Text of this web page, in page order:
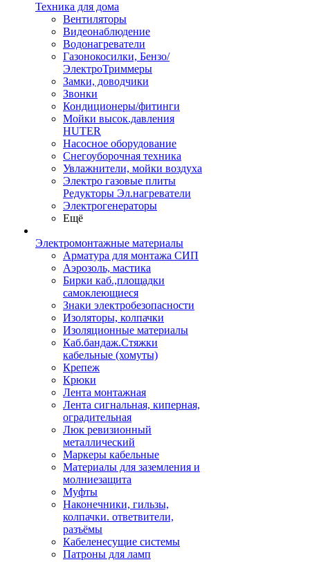
Техника для дома
Вентиляторы
Видеонаблюдение
Водонагреватели
Газонокосилки, Бензо/
ЭлектроТриммеры
Замки, доводчики
Звонки
Кондиционеры/фитинги
Мойки высок.давления
HUTER
Насосное оборудование
Снегоуборочная техника
Увлажнители, мойки воздуха
Электро газовые плиты
Редукторы Эл.нагреватели
Электрогенераторы
Ещё
Электромонтажные материалы
Арматура для монтажа СИП
Аэрозоль, мастика
Бирки каб.,площадки
самоклеющиеся
Знаки электробезопасности
Изоляторы, колпачки
Изоляционные материалы
Каб.бандаж.Стяжки
кабельные (хомуты)
Крепеж
Крюки
Лента монтажная
Лента сигнальная, киперная,
оградительная
Люк ревизионный
металлический
Маркеры кабельные
Материалы для заземления и
молниезащита
Муфты
Наконечники, гильзы,
колпачки. ответвители,
разъёмы
Кабеленесущие системы
Патроны для ламп